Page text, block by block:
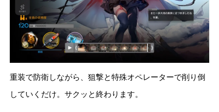
重装で防衛しながら、狙撃と特殊オペレーターで削り倒
していくだけ。サクッと終わります。